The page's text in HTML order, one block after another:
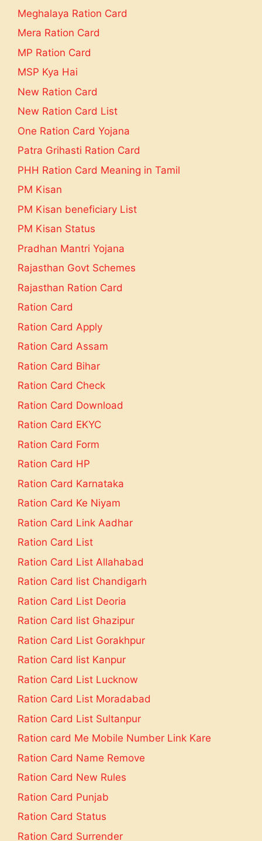
Meghalaya Ration Card
Mera Ration Card
MP Ration Card
MSP Kya Hai
New Ration Card
New Ration Card List
One Ration Card Yojana
Patra Grihasti Ration Card
PHH Ration Card Meaning in Tamil
PM Kisan
PM Kisan beneficiary List
PM Kisan Status
Pradhan Mantri Yojana
Rajasthan Govt Schemes
Rajasthan Ration Card
Ration Card
Ration Card Apply
Ration Card Assam
Ration Card Bihar
Ration Card Check
Ration Card Download
Ration Card EKYC
Ration Card Form
Ration Card HP
Ration Card Karnataka
Ration Card Ke Niyam
Ration Card Link Aadhar
Ration Card List
Ration Card List Allahabad
Ration Card list Chandigarh
Ration Card List Deoria
Ration Card list Ghazipur
Ration Card List Gorakhpur
Ration Card list Kanpur
Ration Card List Lucknow
Ration Card List Moradabad
Ration Card List Sultanpur
Ration card Me Mobile Number Link Kare
Ration Card Name Remove
Ration Card New Rules
Ration Card Punjab
Ration Card Status
Ration Card Surrender